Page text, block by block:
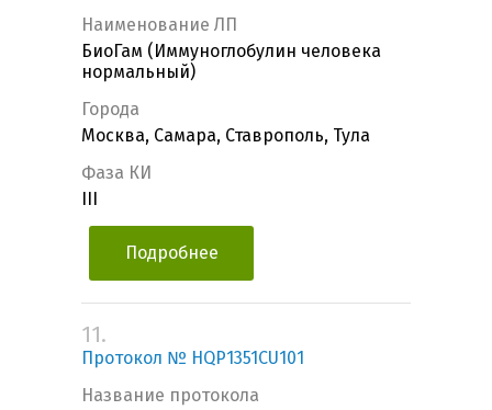
Наименование ЛП
БиоГам (Иммуноглобулин человека
нормальный)
Города
Москва, Самара, Ставрополь, Тула
Фаза КИ
Подробнее
11.
Протокол № HQP1351CU101
Название протокола